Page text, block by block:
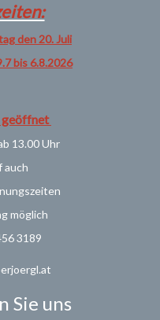
den 20. Juli
bis 6.8.2026
geöffnet
13.00 Uhr
auch
möglich
3189
Sie uns